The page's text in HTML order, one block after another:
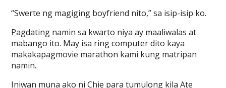
“Swerte ng magiging boyfriend nito,” sa isip-isip ko.
Pagdating namin sa kwarto niya ay maaliwalas at
mabango ito. May isa ring computer dito kaya
makakapagmovie marathon kami kung matripan
namin.
Iniwan muna ako ni Chie para tumulong kila Ate